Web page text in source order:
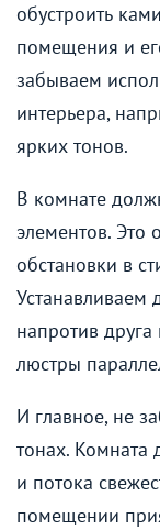
обустроить
помещения и
забываем
интерьера,
ярких тонов.
В комнате
элементов. Это
обстановки в
Устанавливаем
напротив
люстры
И главное, не
тонах. Комната
и потока
помещении